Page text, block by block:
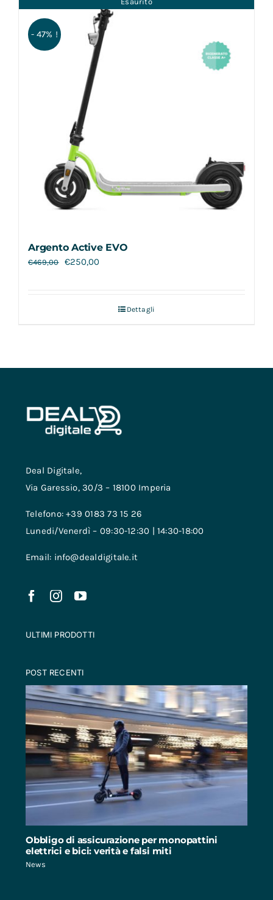
- 47% !
Argento Active EVO
€469,00 €250,00
Dettagli
Deal Digitale,
Via Garessio, 30/3 – 18100 Imperia
Telefono: +39 0183 73 15 26
Lunedi/Venerdì – 09:30-12:30 | 14:30-18:00
Email: info@dealdigitale.it
ULTIMI PRODOTTI
POST RECENTI
Obbligo di assicurazione per monopattini
elettrici e bici: verità e falsi miti
News